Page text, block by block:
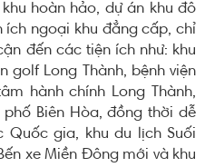
hoàn hảo, dự án khu đô
ích ngoại khu đẳng cấp, chỉ
đến các tiện ích như: khu
golf Long Thành, bệnh viện
hành chính Long Thành,
Biên Hòa, đồng thời dễ
Quốc gia, khu du lịch Suối
xe Miền Đông mới và khu